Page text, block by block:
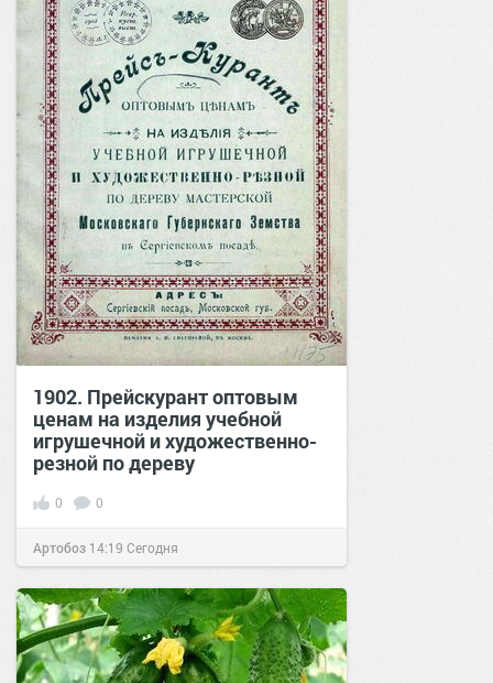
1902. Прейскурант оптовым
ценам на изделия учебной
игрушечной и художественно-
резной по дереву
0 0
Артобоз 14:19 Сегодня